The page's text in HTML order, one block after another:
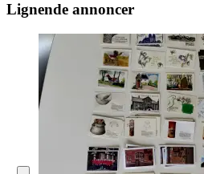
Lignende annoncer